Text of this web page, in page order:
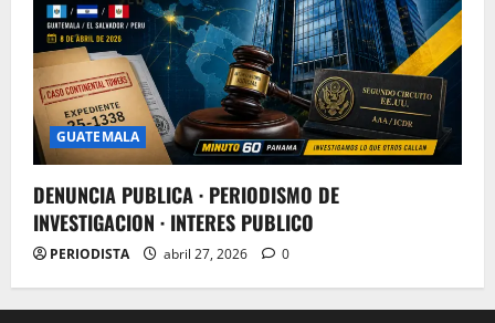
GUATEMALA
DENUNCIA PUBLICA · PERIODISMO DE
INVESTIGACION · INTERES PUBLICO
PERIODISTA abril 27, 2026 0